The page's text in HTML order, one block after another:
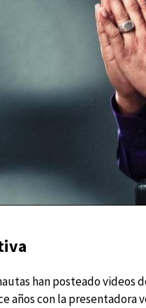
han posteado videos
años con la presentadora